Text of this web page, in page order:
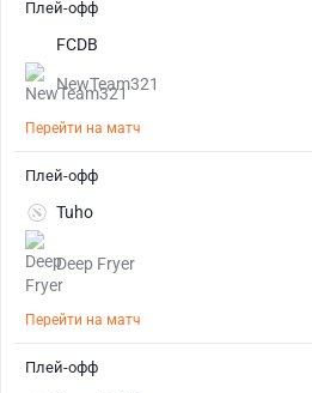
FCDB
NewTeam321
Перейти на матч
Плей-офф
Tuho
Deep Fryer
Перейти на матч
Плей-офф
Плей-офф